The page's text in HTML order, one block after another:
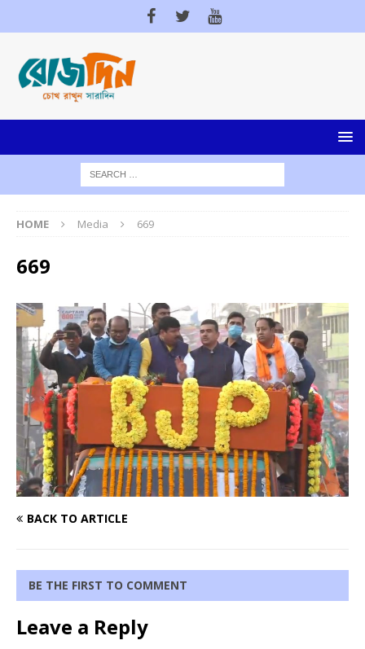
HOME Media 669
669
BACK TO ARTICLE
BE THE FIRST TO COMMENT
Leave a Reply